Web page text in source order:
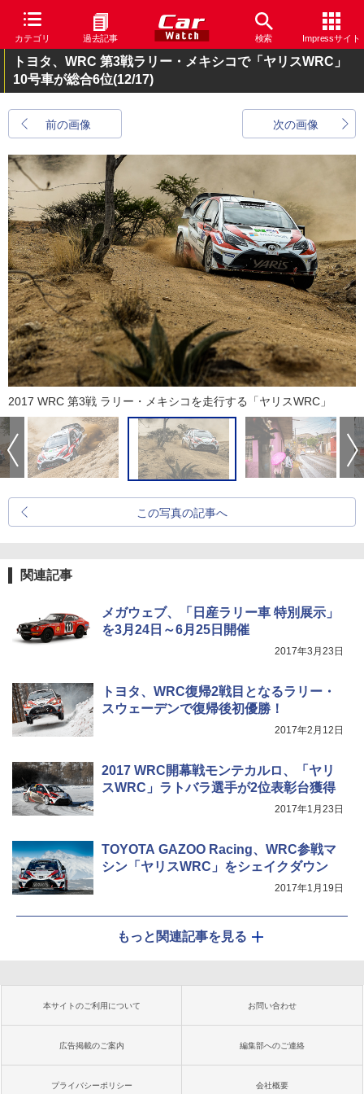
カテゴリ 過去記事 検索 Impressサイト
トヨタ、WRC 第3戦ラリー・メキシコで「ヤリスWRC」
10号車が総合6位(12/17)
前の画像 次の画像
2017 WRC 第3戦 ラリー・メキシコを走行する「ヤリスWRC」
この写真の記事へ
関連記事
メガウェブ、「日産ラリー車 特別展示」
を3月24日～6月25日開催
2017年3月23日
トヨタ、WRC復帰2戦目となるラリー・
スウェーデンで復帰後初優勝！
2017年2月12日
2017 WRC開幕戦モンテカルロ、「ヤリ
スWRC」ラトバラ選手が2位表彰台獲得
2017年1月23日
TOYOTA GAZOO Racing、WRC参戦マ
シン「ヤリスWRC」をシェイクダウン
2017年1月19日
もっと関連記事を見る
本サイトのご利用について お問い合わせ
広告掲載のご案内 編集部へのご連絡
プライバシーポリシー 会社概要